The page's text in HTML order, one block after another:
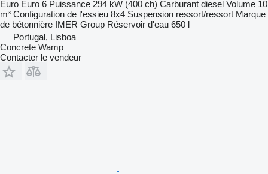
Euro Euro 6 Puissance 294 kW (400 ch) Carburant diesel Volume 10
m³ Configuration de l'essieu 8x4 Suspension ressort/ressort Marque
de bétonnière IMER Group Réservoir d'eau 650 l
Portugal, Lisboa
Concrete Wamp
Contacter le vendeur